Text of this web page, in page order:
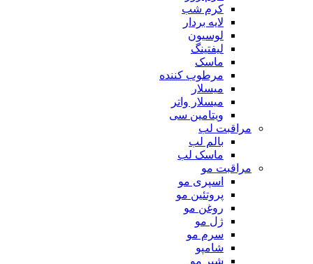
کرم شب
لایه بردار
لوسیون
لیفتینگ
ماسک
مرطوب کننده
میسلار
میسلار واتر
ویتامین سی
مراقبت لب
بالم لب
ماسک لب
مراقبت مو
اسپری مو
پروتئین مو
روغن مو
ژل مو
سرم مو
شامپو
شیر مو